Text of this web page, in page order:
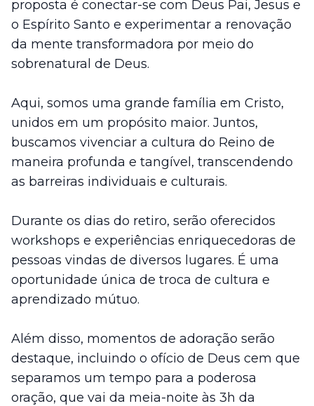
proposta é conectar-se com Deus Pai, Jesus e
o Espírito Santo e experimentar a renovação
da mente transformadora por meio do
sobrenatural de Deus.
Aqui, somos uma grande família em Cristo,
unidos em um propósito maior. Juntos,
buscamos vivenciar a cultura do Reino de
maneira profunda e tangível, transcendendo
as barreiras individuais e culturais.
Durante os dias do retiro, serão oferecidos
workshops e experiências enriquecedoras de
pessoas vindas de diversos lugares. É uma
oportunidade única de troca de cultura e
aprendizado mútuo.
Além disso, momentos de adoração serão
destaque, incluindo o ofício de Deus cem que
separamos um tempo para a poderosa
oração, que vai da meia-noite às 3h da